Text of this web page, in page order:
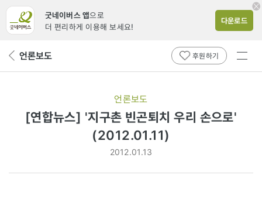
굿네이버스 앱으로
더 편리하게 이용해 보세요!
다운로드
뒤 언론보도 후원하기
전체
언론보도
[연합뉴스] '지구촌 빈곤퇴치 우리 손으로'
(2012.01.11)
2012.01.13